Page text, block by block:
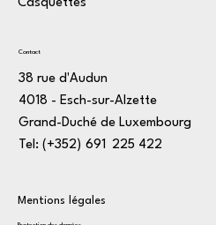
Casquettes
Contact
38 rue d'Audun
4018 - Esch-sur-Alzette
Grand-Duché de Luxembourg
Tel: (+352) 691 225 422
Mentions légales